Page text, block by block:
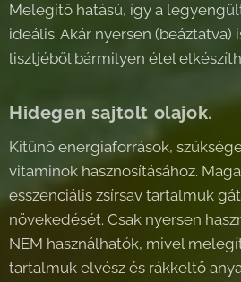
Melegítő hatású, így a
ideális. Akár nyersen (beáztatva)
lisztjéből bármilyen étel
Hidegen sajtolt olajok.
Kitűnő energiaforrások,
vitaminok hasznosításához.
esszenciális zsírsav tartalmuk
növekedését. Csak nyersen
NEM használhatók, mivel
tartalmuk elvész és rákkeltő